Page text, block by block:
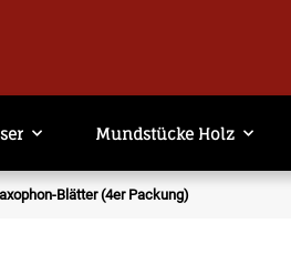
Mundstücke Holz
Blätter (4er Packung)